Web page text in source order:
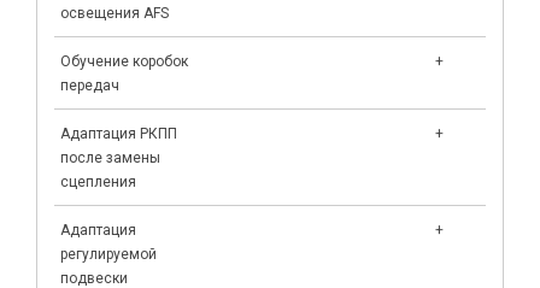
освещения AFS
Обучение коробок
передач
+
Адаптация РКПП
после замены
сцепления
+
Адаптация
регулируемой
подвески
+